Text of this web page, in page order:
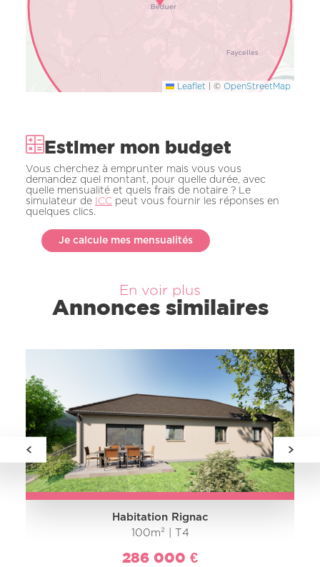
Leaflet © OpenStreetMap
Estimer mon budget
Vous cherchez à emprunter mais vous vous
demandez quel montant, pour quelle durée, avec
quelle mensualité et quels frais de notaire ? Le
simulateur de
ICC peut vous fournir les réponses en
quelques clics.
Je calcule mes mensualités
En voir plus
Annonces similaires
Habitation Rignac
100m² | T4
286 000 €